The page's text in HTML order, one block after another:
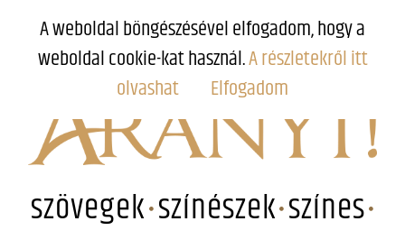
szövegek színészek színes
A weboldal böngészésével elfogadom, hogy a
weboldal cookie-kat használ.A részletekről itt
olvashat
Elfogadom